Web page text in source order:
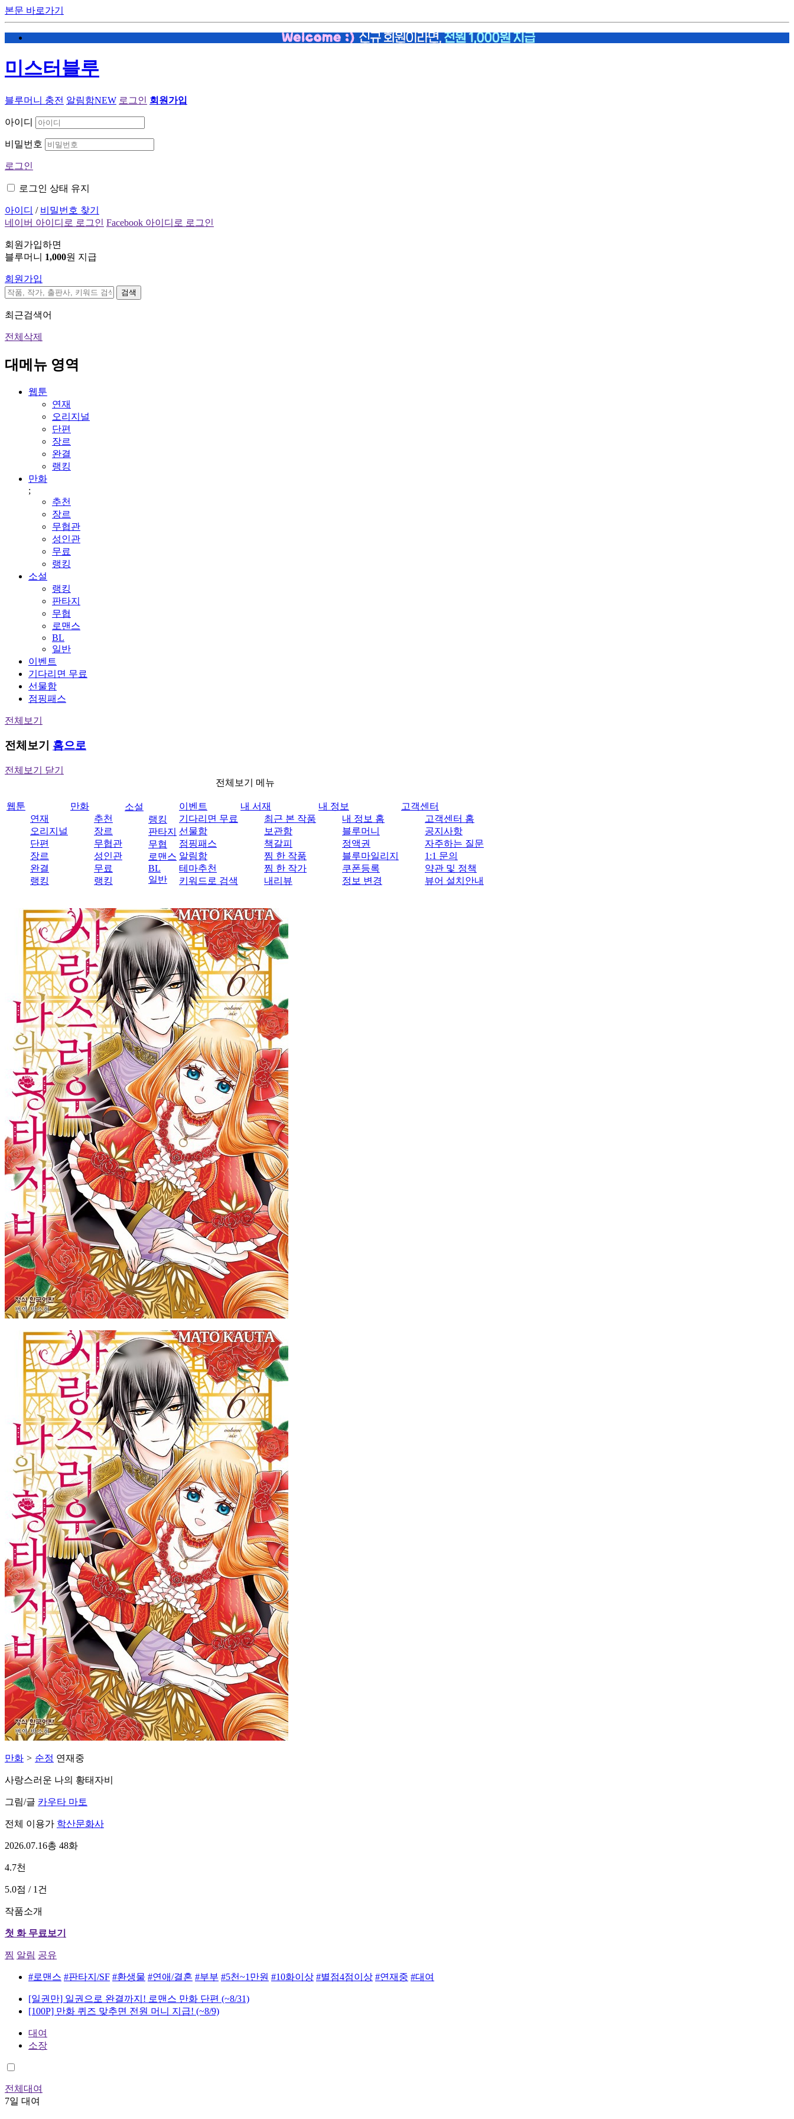
본문 바로가기
미스터블루
블루머니 충전 알림함NEW 로그인 회원가입
아이디
비밀번호
로그인
로그인 상태 유지
아이디 / 비밀번호 찾기
네이버 아이디로 로그인 Facebook 아이디로 로그인
회원가입하면
블루머니 1,000원 지급
회원가입
검색
최근검색어
전체삭제
대메뉴 영역
웹툰
연재
오리지널
단편
장르
완결
랭킹
만화
;
추천
장르
무협관
성인관
무료
랭킹
소설
랭킹
판타지
무협
로맨스
BL
일반
이벤트
기다리면 무료
선물함
점핑패스
전체보기
전체보기 홈으로
전체보기 닫기
전체보기 메뉴
웹툰
연재
오리지널
단편
장르
완결
랭킹
만화
추천
장르
무협관
성인관
무료
랭킹
소설
랭킹
판타지
무협
로맨스
BL
일반
이벤트
기다리면 무료
선물함
점핑패스
알림함
테마추천
키워드로 검색
내 서재
최근 본 작품
보관함
책갈피
찜 한 작품
찜 한 작가
내리뷰
내 정보
내 정보 홈
블루머니
정액권
블루마일리지
쿠폰등록
정보 변경
고객센터
고객센터 홈
공지사항
자주하는 질문
1:1 문의
약관 및 정책
뷰어 설치안내
만화 > 순정 연재중
사랑스러운 나의 황태자비
그림/글 카우타 마토
전체 이용가 학산문화사
2026.07.16총 48화
4.7천
5.0점 / 1건
작품소개
첫 화 무료보기
찜 알림 공유
#로맨스 #판타지/SF #환생물 #연애/결혼 #부부 #5천~1만원 #10화이상 #별점4점이상 #연재중 #대여
[일권만] 일권으로 완결까지! 로맨스 만화 단편 (~8/31)
[100P] 만화 퀴즈 맞추면 전원 머니 지급! (~8/9)
대여
소장
전체대여
7일 대여